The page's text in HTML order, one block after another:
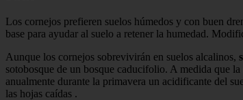
Los cornejos prefieren suelos húmedos y con buen
base para ayudar al suelo a retener la humedad.
Aunque los cornejos sobrevivirán en suelos alcalinos,
sotobosque de un bosque caducifolio. A medida que
anualmente durante la primavera un acidificante del
las hojas caídas .